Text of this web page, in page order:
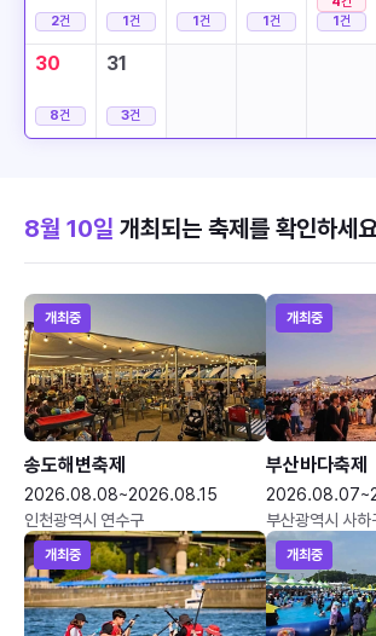
2건 1건 1건 1건
1건
30
8건
31
3건
8월 10일 개최되는 축제를 확인하세
개최중
송도해변축제
2026.08.08~2026.08.15
인천광역시 연수구
개최중
부산바다축제
부산광역시 사하
개최중 개최중